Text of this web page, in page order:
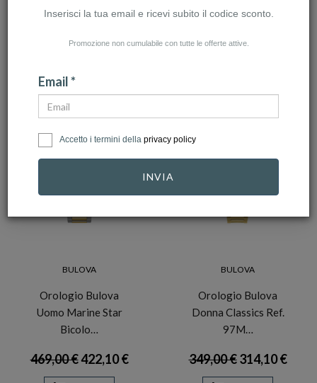
AZZERA FILTRI
NUMERO ARTICOLI:181
BULOVA
Orologio Bulova
Uomo Marine Star
Bicolo…
469,00 €422,10 €
-10%
BULOVA
Orologio Bulova
Donna Classics Ref.
97M…
349,00 €314,10 €
Inserisci la tua email e ricevi subito il codice sconto.
Promozione non cumulabile con tutte le offerte attive.
Email *
Accetto i termini della privacy policy
INVIA